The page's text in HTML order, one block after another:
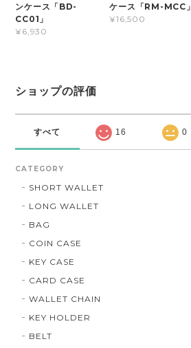
ンケース「BD-
CC01」
¥6,930
ケース「RM-MCC」
¥16,500
ショップの評価
すべて 16 0
CATEGORY
SHORT WALLET
LONG WALLET
BAG
COIN CASE
KEY CASE
CARD CASE
WALLET CHAIN
KEY HOLDER
BELT